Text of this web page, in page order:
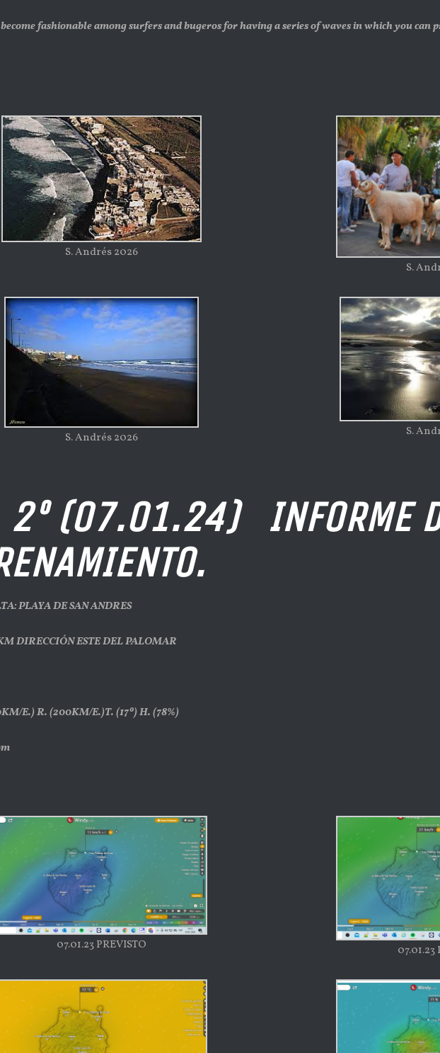
fashionable among surfers and bugeros for having a series of waves in which you can
S. Andrés 2026
S.
S. Andrés 2026 S.
INFORME
PLAYA DE SAN ANDRES
DIRECCIÓN ESTE DEL PALOMAR
E.) R. (200KM/E.)T. (17º) H. (78%)
07.01.23 PREVISTO 07.01.23